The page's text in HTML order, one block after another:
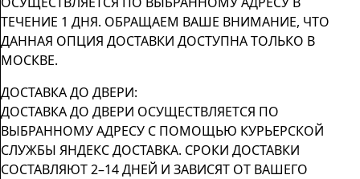
ТЕЧЕНИЕ 1 ДНЯ. ОБРАЩАЕМ ВАШЕ ВНИМАНИЕ, ЧТО
ДАННАЯ ОПЦИЯ ДОСТАВКИ ДОСТУПНА ТОЛЬКО В
МОСКВЕ.
ДОСТАВКА ДО ДВЕРИ:
ДОСТАВКА ДО ДВЕРИ ОСУЩЕСТВЛЯЕТСЯ ПО
ВЫБРАННОМУ АДРЕСУ С ПОМОЩЬЮ КУРЬЕРСКОЙ
СЛУЖБЫ ЯНДЕКС ДОСТАВКА. СРОКИ ДОСТАВКИ
СОСТАВЛЯЮТ 2–14 ДНЕЙ И ЗАВИСЯТ ОТ ВАШЕГО